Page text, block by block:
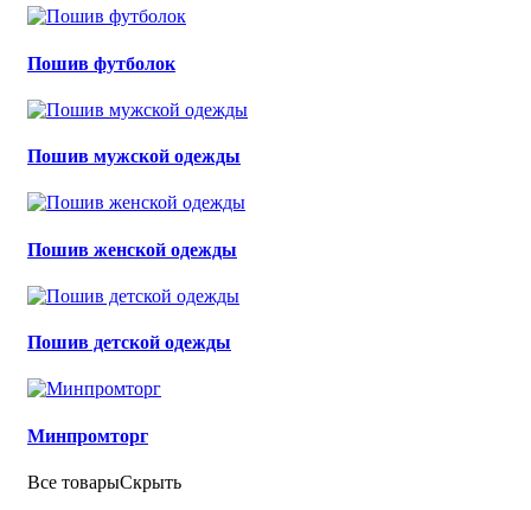
Пошив футболок
Пошив мужской одежды
Пошив женской одежды
Пошив детской одежды
Минпромторг
Все товарыСкрыть